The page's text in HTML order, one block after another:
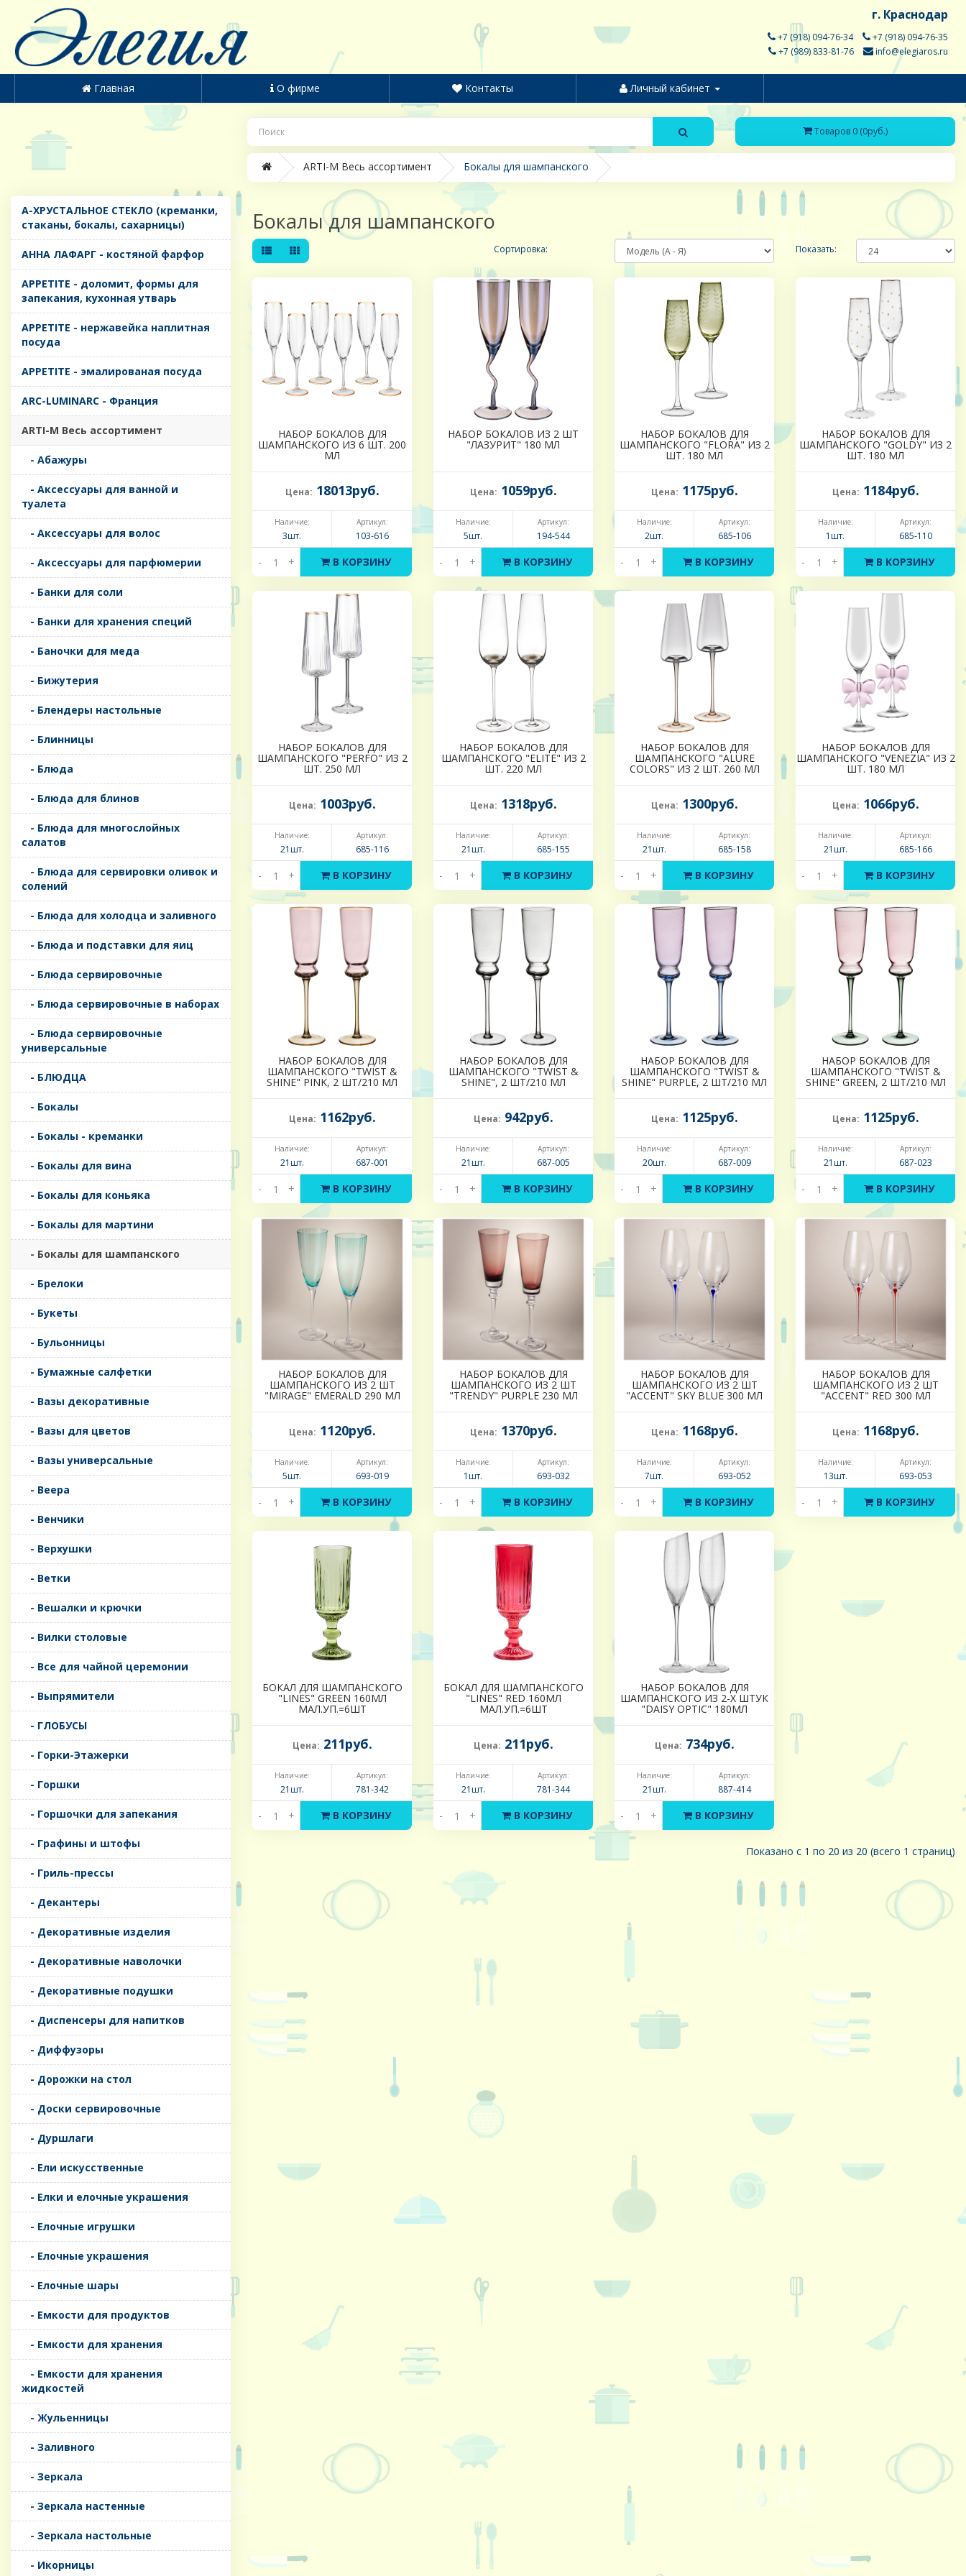
г. Краснодар
+7 (918) 094-76-34
+7 (918) 094-76-35
+7 (989) 833-81-76
info@elegiaros.ru
Главная О фирме Контакты Личный кабинет
Товаров 0 (0руб.)
ARTI-M Весь ассортимент Бокалы для шампанского
A-ХРУСТАЛЬНОЕ СТЕКЛО (креманки,
стаканы, бокалы, сахарницы)
AHHA ЛАФАРГ - костяной фарфор
APPETITE - доломит, формы для
запекания, кухонная утварь
APPETITE - нержавейка наплитная
посуда
APPETITE - эмалированая посуда
ARC-LUMINARC - Франция
ARTI-M Весь ассортимент
- Абажуры
- Аксессуары для ванной и
туалета
- Аксессуары для волос
- Аксессуары для парфюмерии
- Банки для соли
- Банки для хранения специй
- Баночки для меда
- Бижутерия
- Блендеры настольные
- Блинницы
- Блюда
- Блюда для блинов
- Блюда для многослойных
салатов
- Блюда для сервировки оливок и
солений
- Блюда для холодца и заливного
- Блюда и подставки для яиц
- Блюда сервировочные
- Блюда сервировочные в наборах
- Блюда сервировочные
универсальные
- БЛЮДЦА
- Бокалы
- Бокалы - креманки
- Бокалы для вина
- Бокалы для коньяка
- Бокалы для мартини
- Бокалы для шампанского
- Брелоки
- Букеты
- Бульонницы
- Бумажные салфетки
- Вазы декоративные
- Вазы для цветов
- Вазы универсальные
- Веера
- Венчики
- Верхушки
- Ветки
- Вешалки и крючки
- Вилки столовые
- Все для чайной церемонии
- Выпрямители
- ГЛОБУСЫ
- Горки-Этажерки
- Горшки
- Горшочки для запекания
- Графины и штофы
- Гриль-прессы
- Декантеры
- Декоративные изделия
- Декоративные наволочки
- Декоративные подушки
- Диспенсеры для напитков
- Диффузоры
- Дорожки на стол
- Доски сервировочные
- Дуршлаги
- Ели искусственные
- Елки и елочные украшения
- Елочные игрушки
- Елочные украшения
- Елочные шары
- Емкости для продуктов
- Емкости для хранения
- Емкости для хранения
жидкостей
- Жульенницы
- Заливного
- Зеркала
- Зеркала настенные
- Зеркала настольные
- Икорницы
Бокалы для шампанского
Сортировка: Показать:
НАБОР БОКАЛОВ ДЛЯ
ШАМПАНСКОГО ИЗ 6 ШТ. 200
МЛ
Цена: 18013руб.
Наличие:
3шт.
Артикул:
103-616
- + В КОРЗИНУ
НАБОР БОКАЛОВ ИЗ 2 ШТ
"ЛАЗУРИТ" 180 МЛ
Цена: 1059руб.
Наличие:
5шт.
Артикул:
194-544
- + В КОРЗИНУ
НАБОР БОКАЛОВ ДЛЯ
ШАМПАНСКОГО "FLORA" ИЗ 2
ШТ. 180 МЛ
Цена: 1175руб.
Наличие:
2шт.
Артикул:
685-106
- + В КОРЗИНУ
НАБОР БОКАЛОВ ДЛЯ
ШАМПАНСКОГО "GOLDY" ИЗ 2
ШТ. 180 МЛ
Цена: 1184руб.
Наличие:
1шт.
Артикул:
685-110
- + В КОРЗИНУ
НАБОР БОКАЛОВ ДЛЯ
ШАМПАНСКОГО "PERFO" ИЗ 2
ШТ. 250 МЛ
Цена: 1003руб.
Наличие:
21шт.
Артикул:
685-116
- + В КОРЗИНУ
НАБОР БОКАЛОВ ДЛЯ
ШАМПАНСКОГО "ELITE" ИЗ 2
ШТ. 220 МЛ
Цена: 1318руб.
Наличие:
21шт.
Артикул:
685-155
- + В КОРЗИНУ
НАБОР БОКАЛОВ ДЛЯ
ШАМПАНСКОГО "ALURE
COLORS" ИЗ 2 ШТ. 260 МЛ
Цена: 1300руб.
Наличие:
21шт.
Артикул:
685-158
- + В КОРЗИНУ
НАБОР БОКАЛОВ ДЛЯ
ШАМПАНСКОГО "VENEZIA" ИЗ 2
ШТ. 180 МЛ
Цена: 1066руб.
Наличие:
21шт.
Артикул:
685-166
- + В КОРЗИНУ
НАБОР БОКАЛОВ ДЛЯ
ШАМПАНСКОГО "TWIST &
SHINE" PINK, 2 ШТ/210 МЛ
Цена: 1162руб.
Наличие:
21шт.
Артикул:
687-001
- + В КОРЗИНУ
НАБОР БОКАЛОВ ДЛЯ
ШАМПАНСКОГО "TWIST &
SHINE", 2 ШТ/210 МЛ
Цена: 942руб.
Наличие:
21шт.
Артикул:
687-005
- + В КОРЗИНУ
НАБОР БОКАЛОВ ДЛЯ
ШАМПАНСКОГО "TWIST &
SHINE" PURPLE, 2 ШТ/210 МЛ
Цена: 1125руб.
Наличие:
20шт.
Артикул:
687-009
- + В КОРЗИНУ
НАБОР БОКАЛОВ ДЛЯ
ШАМПАНСКОГО "TWIST &
SHINE" GREEN, 2 ШТ/210 МЛ
Цена: 1125руб.
Наличие:
21шт.
Артикул:
687-023
- + В КОРЗИНУ
НАБОР БОКАЛОВ ДЛЯ
ШАМПАНСКОГО ИЗ 2 ШТ
"MIRAGE" EMERALD 290 МЛ
Цена: 1120руб.
Наличие:
5шт.
Артикул:
693-019
- + В КОРЗИНУ
НАБОР БОКАЛОВ ДЛЯ
ШАМПАНСКОГО ИЗ 2 ШТ
"TRENDY" PURPLE 230 МЛ
Цена: 1370руб.
Наличие:
1шт.
Артикул:
693-032
- + В КОРЗИНУ
НАБОР БОКАЛОВ ДЛЯ
ШАМПАНСКОГО ИЗ 2 ШТ
"ACCENT" SKY BLUE 300 МЛ
Цена: 1168руб.
Наличие:
7шт.
Артикул:
693-052
- + В КОРЗИНУ
НАБОР БОКАЛОВ ДЛЯ
ШАМПАНСКОГО ИЗ 2 ШТ
"ACCENT" RED 300 МЛ
Цена: 1168руб.
Наличие:
13шт.
Артикул:
693-053
- + В КОРЗИНУ
БОКАЛ ДЛЯ ШАМПАНСКОГО
"LINES" GREEN 160МЛ
МАЛ.УП.=6ШТ
Цена: 211руб.
Наличие:
21шт.
Артикул:
781-342
- + В КОРЗИНУ
БОКАЛ ДЛЯ ШАМПАНСКОГО
"LINES" RED 160МЛ
МАЛ.УП.=6ШТ
Цена: 211руб.
Наличие:
21шт.
Артикул:
781-344
- + В КОРЗИНУ
НАБОР БОКАЛОВ ДЛЯ
ШАМПАНСКОГО ИЗ 2-Х ШТУК
"DAISY OPTIC" 180МЛ
Цена: 734руб.
Наличие:
21шт.
Артикул:
887-414
- + В КОРЗИНУ
Показано с 1 по 20 из 20 (всего 1 страниц)